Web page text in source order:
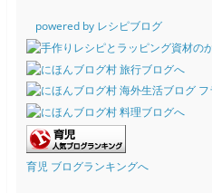
powered by レシピブログ
育児 ブログランキングへ